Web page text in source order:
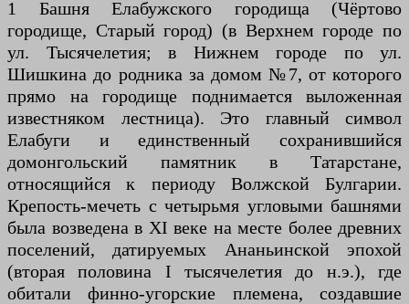
1 Башня Елабужского городища (Чёртово
городище, Старый город) (в Верхнем городе по
ул. Тысячелетия; в Нижнем городе по ул.
Шишкина до родника за домом №7, от которого
прямо на городище поднимается выложенная
известняком лестница). Это главный символ
Елабуги и единственный сохранившийся
домонгольский памятник в Татарстане,
относящийся к периоду Волжской Булгарии.
Крепость-мечеть с четырьмя угловыми башнями
была возведена в XI веке на месте более древних
поселений, датируемых Ананьинской эпохой
(вторая половина I тысячелетия до н.э.), где
обитали финно-угорские племена, создавшие